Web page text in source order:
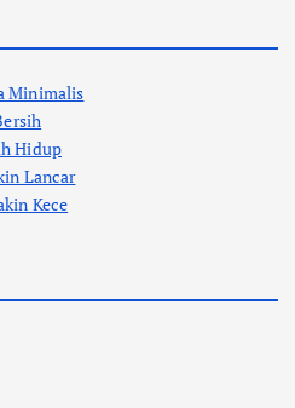
Minimalis
Hidup
Lancar
Kece